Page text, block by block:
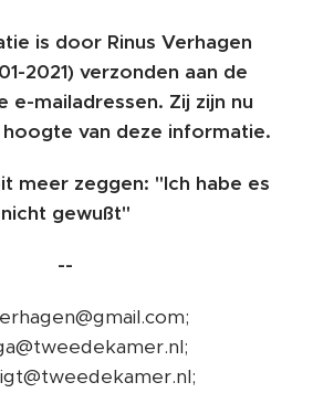
is door Rinus Verhagen
2021) verzonden aan de
e-mailadressen. Zij zijn nu
van deze informatie.
meer zeggen: "Ich habe es
nicht gewußt"
--